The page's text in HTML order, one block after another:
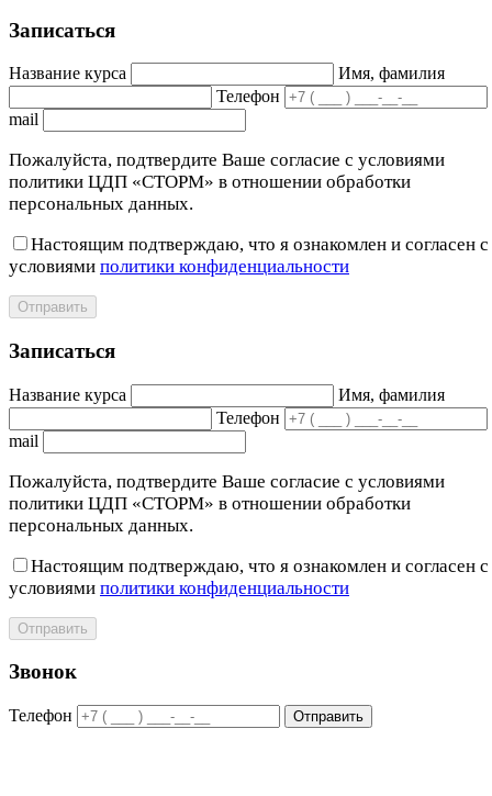
Записаться
Название курса
Имя, фамилия
Телефон
mail
Пожалуйста, подтвердите Ваше согласие с условиями
политики ЦДП «СТОРМ» в отношении обработки
персональных данных.
Настоящим подтверждаю, что я ознакомлен и согласен с
условиями политики конфиденциальности
Отправить
Записаться
Название курса
Имя, фамилия
Телефон
mail
Пожалуйста, подтвердите Ваше согласие с условиями
политики ЦДП «СТОРМ» в отношении обработки
персональных данных.
Настоящим подтверждаю, что я ознакомлен и согласен с
условиями политики конфиденциальности
Отправить
Звонок
Телефон Отправить